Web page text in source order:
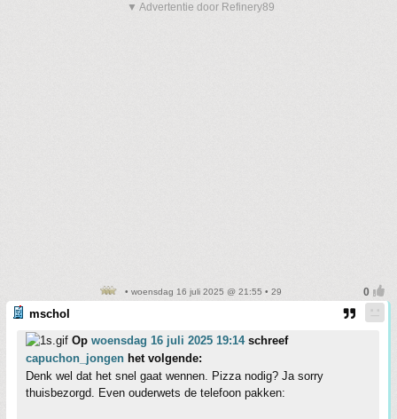
▼ Advertentie door Refinery89
• woensdag 16 juli 2025 @ 21:55 • 29
mschol
Op woensdag 16 juli 2025 19:14schreef
capuchon_jongen het volgende:
Denk wel dat het snel gaat wennen. Pizza nodig? Ja sorry
thuisbezorgd. Even ouderwets de telefoon pakken: